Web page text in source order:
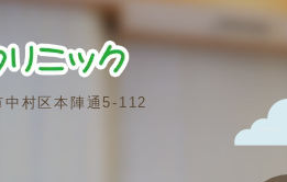
村区本陣通5-112